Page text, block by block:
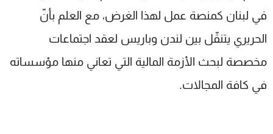
في لبنان كمنصة عمل لهذا الغرض، مع العلم بأنّ
الحريري يتنقّل بين لندن وباريس لعقد اجتماعات
مخصصة لبحث الأزمة المالية التي تعاني منها مؤسساته
في كافة المجالات.